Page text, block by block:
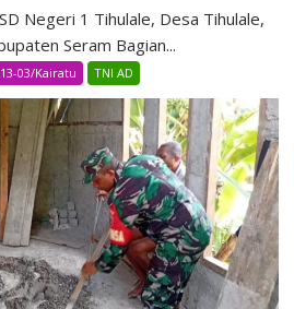
Negeri 1 Tihulale, Desa Tihulale,
Seram Bagian...
03/Kairatu TNI AD